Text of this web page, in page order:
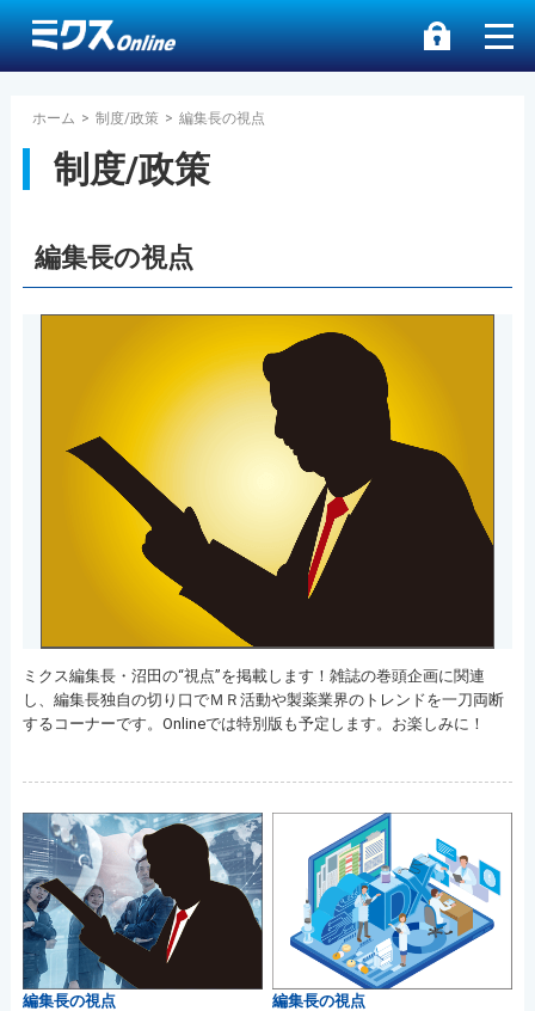
ホーム > 制度/政策 > 編集長の視点
制度/政策
編集長の視点
ミクス編集長・沼田の“視点”を掲載します！雑誌の巻頭企画に関連
し、編集長独自の切り口でＭＲ活動や製薬業界のトレンドを一刀両断
するコーナーです。Onlineでは特別版も予定します。お楽しみに！
編集長の視点
編集長の視点